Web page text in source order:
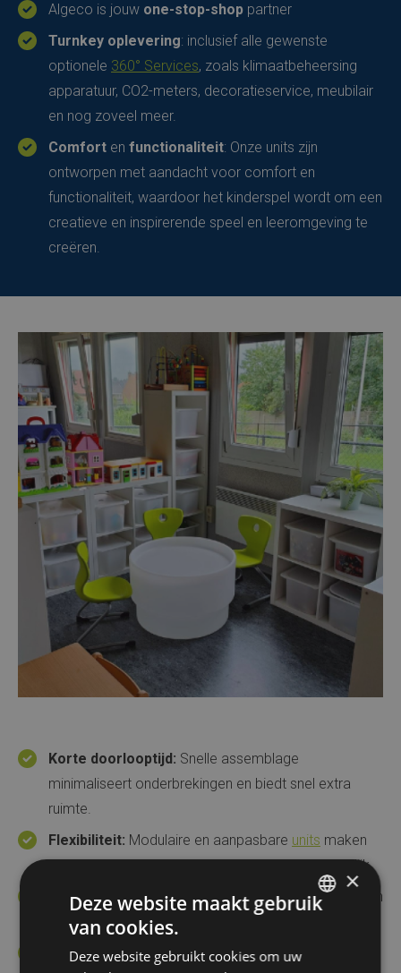
Algeco is jouw one-stop-shop partner
Turnkey oplevering: inclusief alle gewenste
optionele 360° Services, zoals klimaatbeheersing
apparatuur, CO2-meters, decoratieservice, meubilair
en nog zoveel meer.
Comfort en functionaliteit: Onze units zijn
ontworpen met aandacht voor comfort en
functionaliteit, waardoor het kinderspel wordt om een
creatieve en inspirerende speel en leeromgeving te
creëren.
Korte doorlooptijd: Snelle assemblage
minimaliseert onderbrekingen en biedt snel extra
ruimte.
Flexibiliteit: Modulaire en aanpasbare units maken
eenvoudige aanpassingen en uitbreidingen mogelijk.
Kostenbesparend:Bespaar kosten ten opzichte van
traditionele bouwmethoden.
Hoogwaardige kwaliteit:Onze kinderdagverblijven
×
Deze website maakt gebruik
van cookies.
Deze website gebruikt cookies om uw